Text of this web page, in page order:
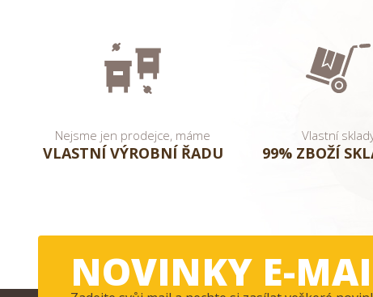
Nejsme jen prodejce, máme
VLASTNÍ VÝROBNÍ ŘADU
Vlastní
99% ZBOŽÍ
NOVINKY E-